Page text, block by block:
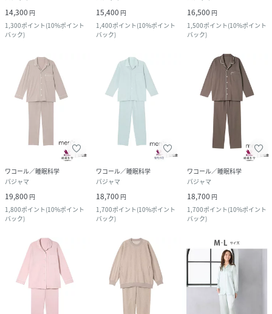
14,300 円
1,300ポイント(10%ポイント
バック)
15,400 円
1,400ポイント(10%ポイント
バック)
16,500 円
1,500ポイント(10%ポイント
バック)
ワコール／睡眠科学
パジャマ
19,800 円
1,800ポイント(10%ポイント
バック)
ワコール／睡眠科学
パジャマ
18,700 円
1,700ポイント(10%ポイント
バック)
ワコール／睡眠科学
パジャマ
18,700 円
1,700ポイント(10%ポイント
バック)